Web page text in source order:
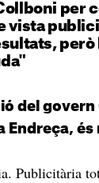
per
vista
però
del govern
Endreça,
Publicitària